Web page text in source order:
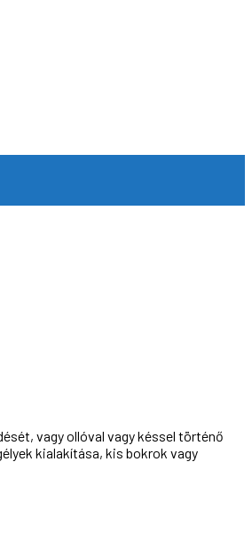
vagy ollóval vagy késsel történő
kialakítása, kis bokrok vagy